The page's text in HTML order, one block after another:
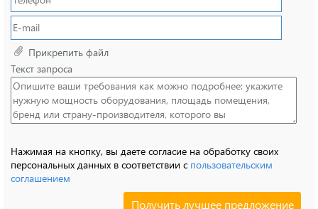
Прикрепить файл
Текст запроса
Нажимая на кнопку, вы даете согласие на обработку своих
персональных данных в соответствии с пользовательским
соглашением